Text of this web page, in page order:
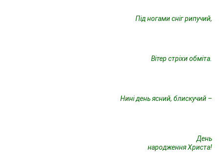
Під ногами сніг рипучий,
Вітер стріхи обміта.
Нині день ясний, блискучий –
День
народження Христа!